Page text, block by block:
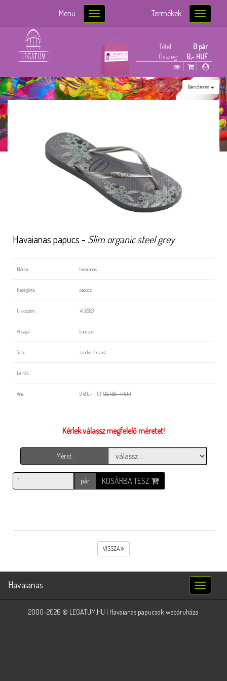
Toggle
navigation
Menü
Toggle
navigation
Termékek
Tétel:
0 pár
Összeg:
0,- HUF
Megosztom: Rendezés
Havaianas papucs - Slim organic steel grey
Márka: havaianas
Kategória: papucs
Cikkszám: 4132823
Anyaga: kaucsuk
Szín: szürke / ezüst
Leírás:
Ára: 9 490,- HUF(12 490,- HUF)
Kérlek válassz megfelelő méretet!
Méret:
pár KOSÁRBA TESZ
VISSZA
Toggle
navigation
Havaianas
2000-2026 © LEGATUM.HU | Havaianas papucsok webáruháza